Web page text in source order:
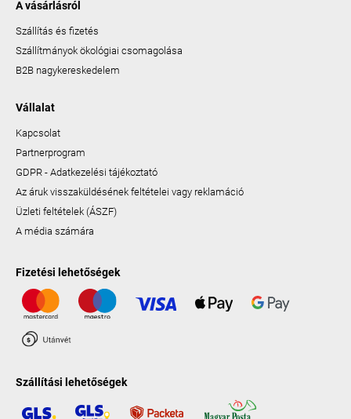
A vásárlásról
Szállítás és fizetés
Szállítmányok ökológiai csomagolása
B2B nagykereskedelem
Vállalat
Kapcsolat
Partnerprogram
GDPR - Adatkezelési tájékoztató
Az áruk visszaküldésének feltételei vagy reklamáció
Üzleti feltételek (ÁSZF)
A média számára
Fizetési lehetőségek
Szállítási lehetőségek